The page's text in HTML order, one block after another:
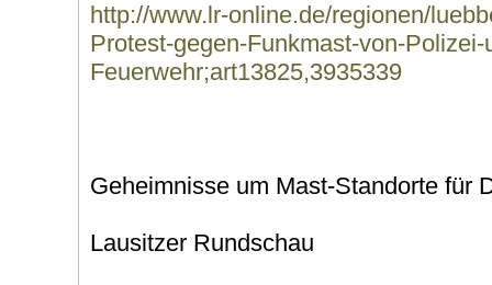
http://www.lr-online.de/regionen/
Protest-gegen-Funkmast-von-Polizei-
Feuerwehr;art13825,3935339
Geheimnisse um Mast-Standorte für
Lausitzer Rundschau